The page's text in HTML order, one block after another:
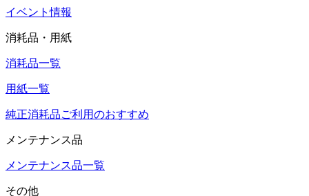
イベント情報
消耗品・用紙
消耗品一覧
用紙一覧
純正消耗品ご利用のおすすめ
メンテナンス品
メンテナンス品一覧
その他